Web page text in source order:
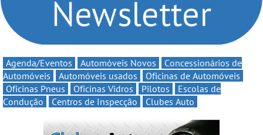
Agenda/Eventos Automóveis Novos
Concessionários de
Automóveis
Automóveis usados
Oficinas de Automóveis
Oficinas Pneus
Oficinas Vidros Pilotos
Escolas de
Condução
Centros de Inspecção Clubes Auto